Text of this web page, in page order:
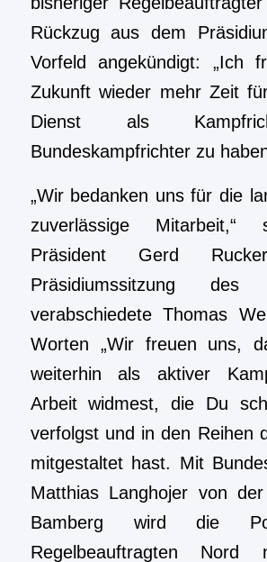
Rückzug aus dem
Vorfeld angekündigt: „Ich
Zukunft wieder mehr Zeit
Dienst als
Bundeskampfrichter zu
„Wir bedanken uns für die
zuverlässige Mitarbeit,“
Präsident Gerd
Präsidiumssitzung
verabschiedete Thomas
Worten „Wir freuen uns,
weiterhin als aktiver
Arbeit widmest, die Du
verfolgst und in den Reihen
mitgestaltet hast. Mit
Matthias Langhojer von
Bamberg wird die
Regelbeauftragten Nord